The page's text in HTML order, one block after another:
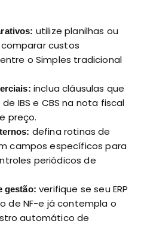
utilize planilhas ou
custos
o Simples tradicional
inclua cláusulas que
IBS e CBS na nota fiscal
preço.
defina rotinas de
campos específicos para
periódicos de
gestão: verifique se seu ERP
de NF-e já contempla o
automático de